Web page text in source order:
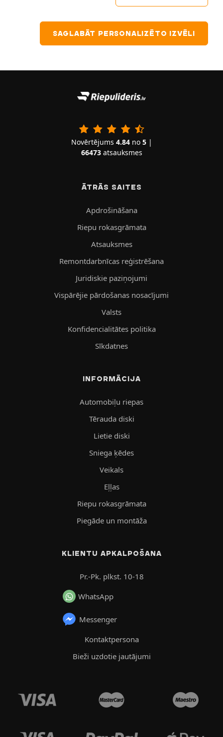
SAGLABĀT PERSONALIZĒTO IZVĒLI
Novērtējums 4.84no 5|
66473atsauksmes
ĀTRĀS SAITES
Apdrošināšana
Riepu rokasgrāmata
Atsauksmes
Remontdarbnīcas reģistrēšana
Juridiskie paziņojumi
Vispārējie pārdošanas nosacījumi
Valsts
Konfidencialitātes politika
Sīkdatnes
INFORMĀCIJA
Automobiļu riepas
Tērauda diski
Lietie diski
Sniega ķēdes
Veikals
Eļļas
Riepu rokasgrāmata
Piegāde un montāža
KLIENTU APKALPOŠANA
Pr.-Pk. plkst. 10-18
WhatsApp
Messenger
Kontaktpersona
Bieži uzdotie jautājumi